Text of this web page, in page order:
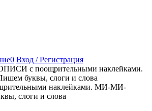
0 Вход / Регистрация
с поощрительными наклейками.
буквы, слоги и слова